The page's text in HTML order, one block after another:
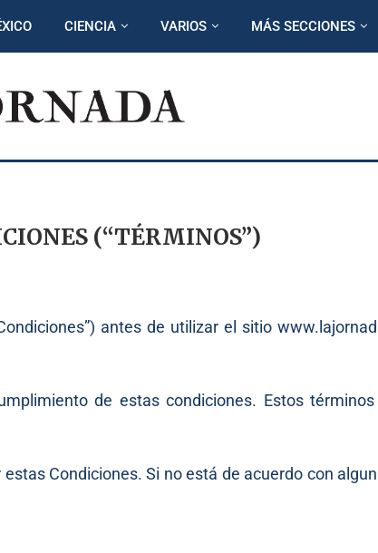
CIENCIA VARIOS MÁS SECCIONES
(“TÉRMINOS”)
antes de utilizar el sitio
de estas condiciones. Estos
Condiciones. Si no está de acuerdo con